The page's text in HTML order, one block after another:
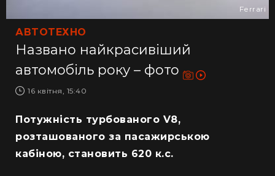
АВТОТЕХНО
Названо найкрасивіший
автомобіль року – фото
16 квітня, 15:40
Ferrari
Потужність турбованого V8,
розташованого за пасажирською
кабіною, становить 620 к.с.